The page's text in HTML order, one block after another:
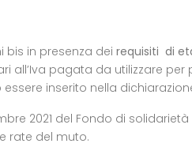
bis in presenza dei requisiti di
all’Iva pagata da utilizzare
inserito nella
2021 del Fondo di
rate del muto.